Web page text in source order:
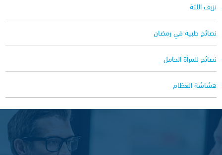
نزيف اللثة
نصائح طبية في رمضان
نصائح للمرأة الحامل
هشاشة العظام